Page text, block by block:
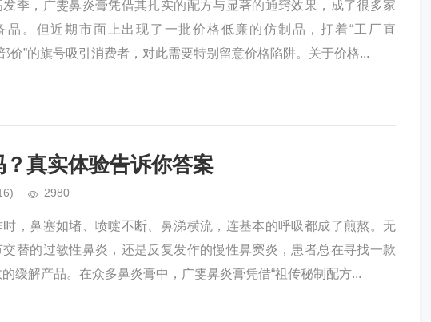
发季，广雯鼻炎膏凭借其扎实的配方与显著的通窍效果，成了很多家
品。但近期市面上出现了一批价格低廉的仿制品，打着“工厂直
价”的旗号吸引消费者，对此需要特别留意价格陷阱。关于价格...
真实体验告诉你答案
2980
时，鼻塞如堵、喷嚏不断、鼻涕横流，连基本的呼吸都成了煎熬。无
交替的过敏性鼻炎，还是反复发作的慢性鼻窦炎，患者总在寻找一款
缓解产品。在众多鼻炎膏中，广雯鼻炎膏凭借“祖传秘制配方...